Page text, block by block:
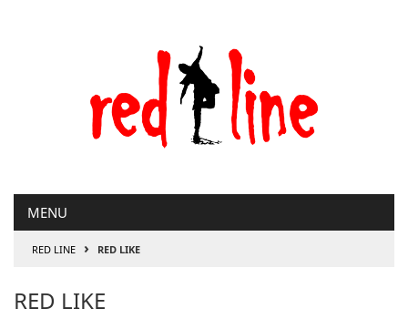
MENU
RED LINE › RED LIKE
RED LIKE